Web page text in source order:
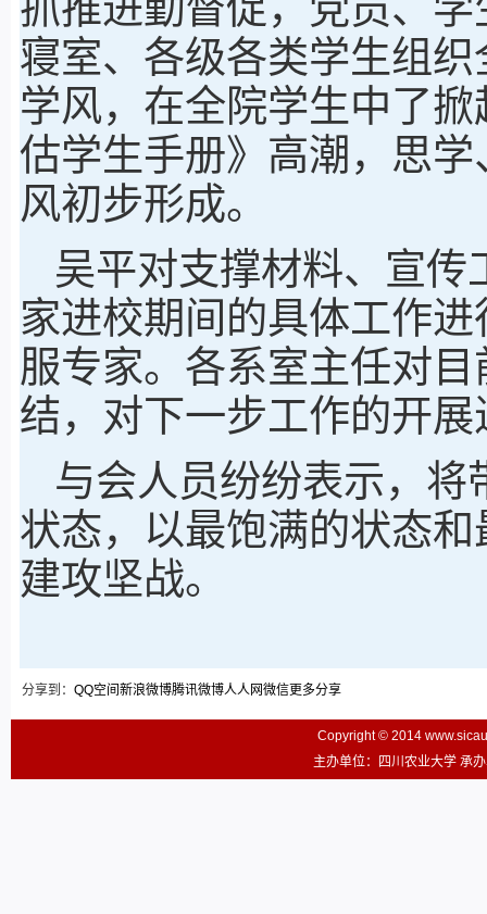
寝室、各级各类学生组
学风，在全院学生中了
估学生手册》高潮，思
风初步形成。
吴平对支撑材料、宣
家进校期间的具体工作
服专家。各系室主任对
结，对下一步工作的开
与会人员纷纷表示，
状态，以最饱满的状态
建攻坚战。
分享到： QQ空间 新浪微博腾讯微博人人网微信更多分享
Copyright © 2014
主办单位：四川农业大学 承